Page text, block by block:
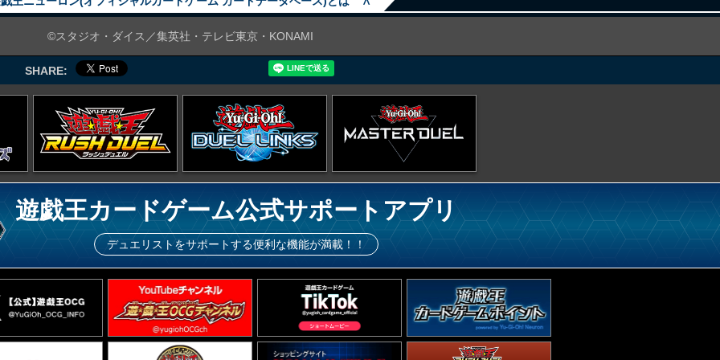
©スタジオ・ダイス／集英社・テレビ東京・KONAMI
SHARE:
遊戯王カードゲーム公式サポートアプリ
デュエリストをサポートする便利な機能が満載！！